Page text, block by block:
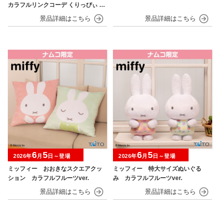
カラフルリンクコーデ くりっぴぃ ぬ
ミッフィー おおきなスクエアクッ
ション カラフルフルーツver.
2026年6月 5 日～登場
ミッフィー 特大サイズぬいぐる
み カラフルフルーツver.
2026年6月 5 日～登場